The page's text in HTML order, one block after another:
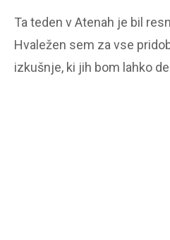
Ta teden v Atenah je bil
Hvaležen sem za vse
izkušnje, ki jih bom lahko